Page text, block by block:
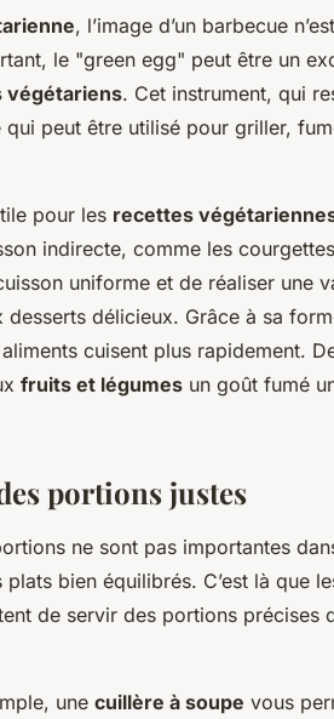
, l’image d’un barbecue
le "green egg" peut être un
végétariens. Cet instrument, qui
peut être utilisé pour griller,
pour les recettes
indirecte, comme les
uniforme et de réaliser une
délicieux. Grâce à sa
cuisent plus rapidement.
fruits et légumes un goût fumé
portions justes
ne sont pas importantes
bien équilibrés. C’est là que
de servir des portions précises
une cuillère à soupe vous